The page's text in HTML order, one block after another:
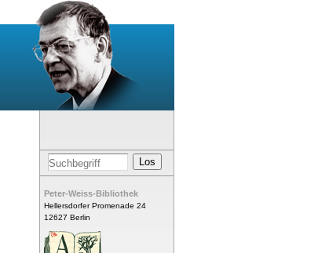
Peter-Weiss-Bibliothek
Hellersdorfer Promenade 24
12627 Berlin